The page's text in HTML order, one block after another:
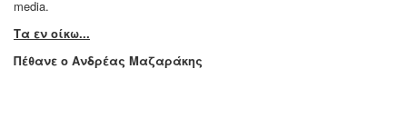
media.
Τα εν οίκω...
Πέθανε ο Ανδρέας Μαζαράκης